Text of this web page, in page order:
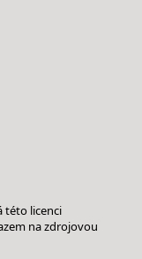
této licenci
na zdrojovou